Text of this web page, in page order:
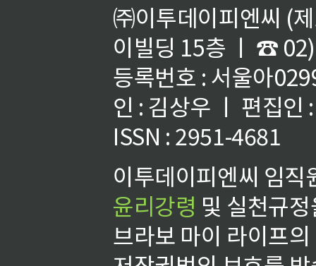
㈜이투데이피엔씨 (
이빌딩 15층 ㅣ ☎
등록번호 : 서울아
인 : 김상우 ㅣ 편집인
ISSN : 2951-4681
이투데이피엔씨 임
윤리강령 및 실천규
브라보 마이 라이프